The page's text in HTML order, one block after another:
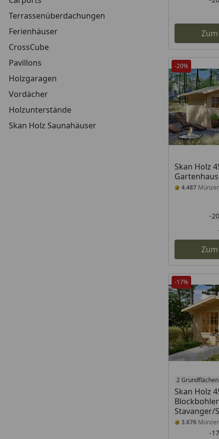
Terrassenüberdachungen
Ferienhäuser
CrossCube
Pavillons
Holzgaragen
Vordächer
Holzunterstände
Skan Holz Saunahäuser
-20%
Skan Holz
4.487
-
-17%
2 Grundflächen
Skan Holz
Stavanger/
3.676
-